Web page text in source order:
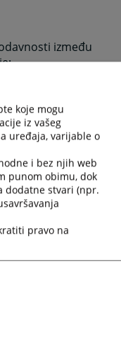
između
s
sud na
mjera
na temelju
u skladu sa
sudova,
u kaznenim
zakonom.
koje mogu
iz vašeg
uređaja, varijable o
i bez njih web
punom obimu, dok
dodatne stvari (npr.
pravo na